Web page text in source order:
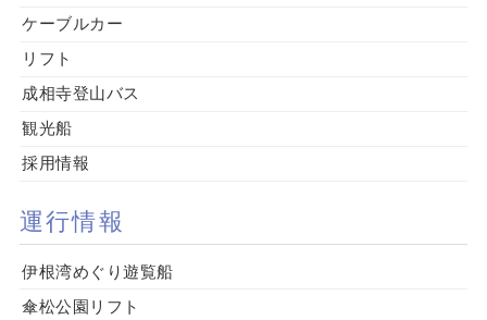
ケーブルカー
リフト
成相寺登山バス
観光船
採用情報
運行情報
伊根湾めぐり遊覧船
傘松公園リフト